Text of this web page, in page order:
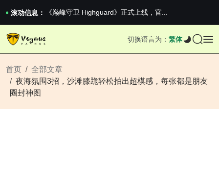
滚动信息：
男生找对象最重要的是什么？太真实了
2026澳网男单收官：全满贯对上全满亚，德约...
《巅峰守卫 Highguard》正式上线，官...
《巅峰守卫 Highguard》正式上线，官...
切换语言为： 繁体
首页
全部文章
夜海氛围3招，沙滩膝跪轻松拍出超模感，每张都是朋友
圈封神图